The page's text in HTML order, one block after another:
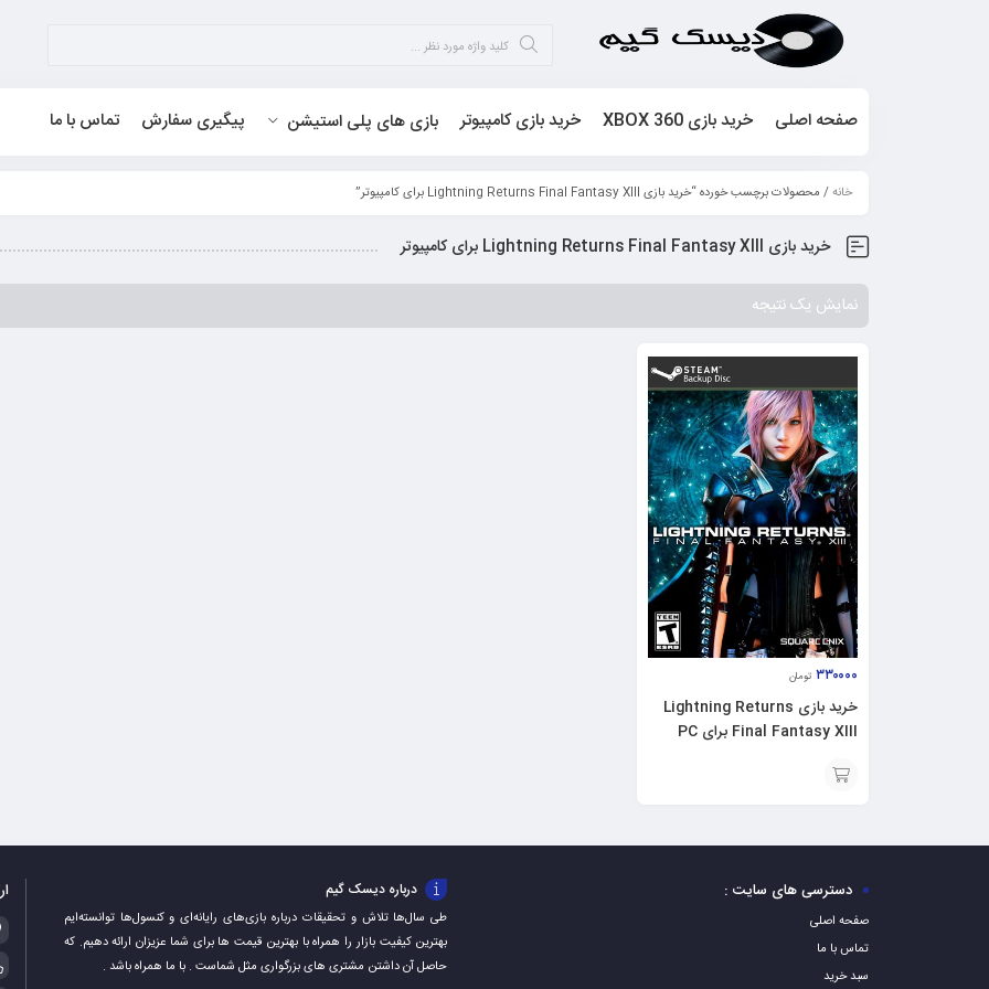
صفحه اصلی خرید بازی XBOX 360 خرید بازی کامپیوتر بازی های پلی استیشن پیگیری سفارش تماس با ما
خانه/ محصولات برچسب خورده “خرید بازی Lightning Returns Final Fantasy XIII برای کامپیوتر”
خرید بازی Lightning Returns Final Fantasy XIII برای کامپیوتر
نمایش یک نتیجه
۳۳۰۰۰۰ تومان
خرید بازی Lightning Returns
Final Fantasy XIII برای PC
به
دسترسی های سایت :
صفحه اصلی
تماس با ما
سبد خرید
درباره دیسک گیم
طی سال‌ها تلاش و تحقیقات درباره بازی‌های رایانه‌ای و کنسول‌ها توانسته‌ایم
بهترین کیفیت بازار را همراه با بهترین قیمت ها برای شما عزیزان ارائه دهیم. که
حاصل آن داشتن مشتری های بزرگواری مثل شماست . با ما همراه باشد .